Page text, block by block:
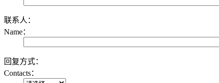
联系人：
Name：
回复方式：
Contacts：